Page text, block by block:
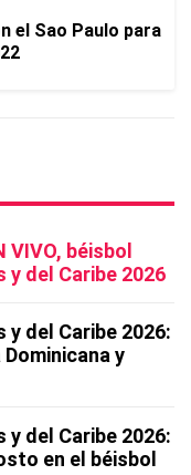
el Sao Paulo para
VIVO, béisbol
del Caribe 2026
del Caribe 2026:
Dominicana y
del Caribe 2026:
en el béisbol